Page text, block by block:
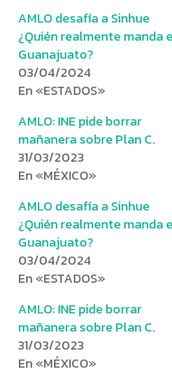
AMLO desafía a Sinhue
¿Quién realmente manda
Guanajuato?
03/04/2024
En «ESTADOS»
AMLO: INE pide borrar
mañanera sobre Plan C.
31/03/2023
En «MÉXICO»
AMLO desafía a Sinhue
¿Quién realmente manda
Guanajuato?
03/04/2024
En «ESTADOS»
AMLO: INE pide borrar
mañanera sobre Plan C.
31/03/2023
En «MÉXICO»